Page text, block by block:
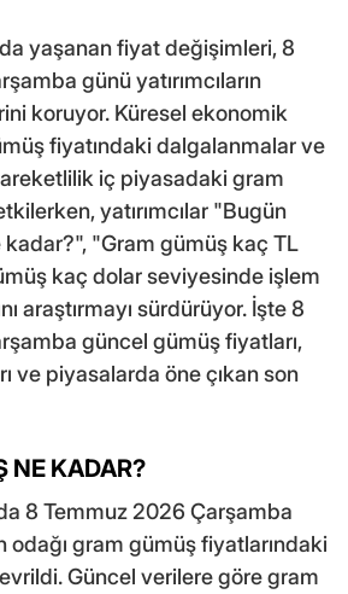
yaşanan fiyat değişimleri, 8
günü yatırımcıların
koruyor. Küresel ekonomik
fiyatındaki dalgalanmalar ve
iç piyasadaki gram
yatırımcılar "Bugün
kadar?", "Gram gümüş kaç TL
kaç dolar seviyesinde işlem
araştırmayı sürdürüyor. İşte 8
güncel gümüş fiyatları,
ve piyasalarda öne çıkan son
NE KADAR?
8 Temmuz 2026 Çarşamba
odağı gram gümüş fiyatlarındaki
Güncel verilere göre gram